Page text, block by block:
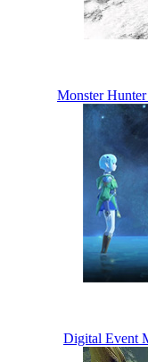
Monster
Digital Event